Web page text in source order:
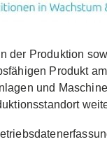
der Produktion
Produkt
und